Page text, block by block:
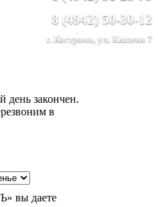
8 (4942) 50-30-12
г. Кострома, ул. Князева 7
день закончен.
в
вы даете